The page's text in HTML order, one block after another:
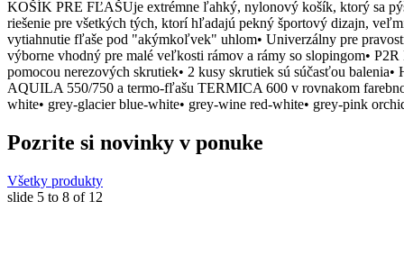
KOŠÍK PRE FĽAŠUje extrémne ľahký, nylonový košík, ktorý sa
riešenie pre všetkých tých, ktorí hľadajú pekný športový dizajn,
vytiahnutie fľaše pod "akýmkoľvek" uhlom• Univerzálny pre
výborne vhodný pre malé veľkosti rámov a rámy so slopingom•
pomocou nerezových skrutiek• 2 kusy skrutiek sú súčasťou
AQUILA 550/750 a termo-fľašu TERMICA 600 v rovnakom
white• grey-glacier blue-white• grey-wine red-white• grey-pink
Pozrite si novinky v ponuke
Všetky produkty
slide 5 to 8 of 12